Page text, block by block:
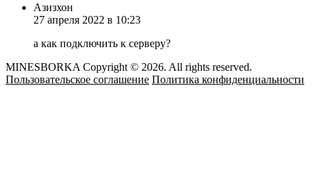
Азизхон
27 апреля 2022 в 10:23
а как подключить к серверу?
MINESBORKA Copyright © 2026. All rights reserved.
Пользовательское соглашение Политика конфиденциальности